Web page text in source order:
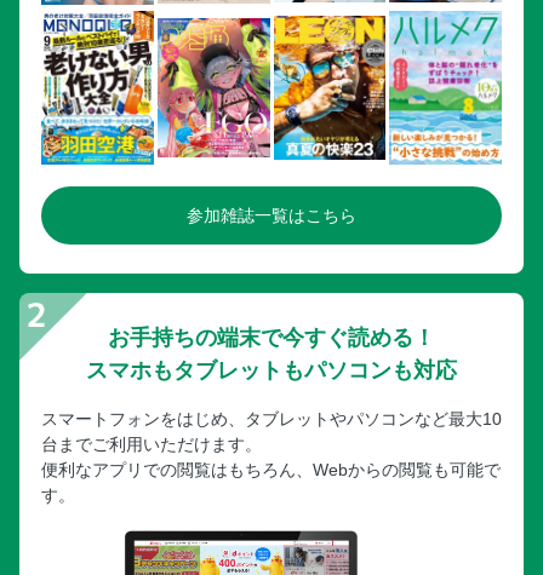
参加雑誌一覧はこちら
お手持ちの端末で今すぐ読める！
スマホもタブレットもパソコンも対応
スマートフォンをはじめ、タブレットやパソコンなど最大10
台までご利用いただけます。
便利なアプリでの閲覧はもちろん、Webからの閲覧も可能で
す。